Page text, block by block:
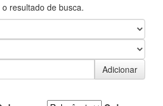
resultado de busca.